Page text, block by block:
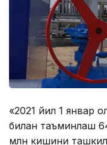
«2021 йил 1 январ
билан таъминлаш
млн кишини ташкил